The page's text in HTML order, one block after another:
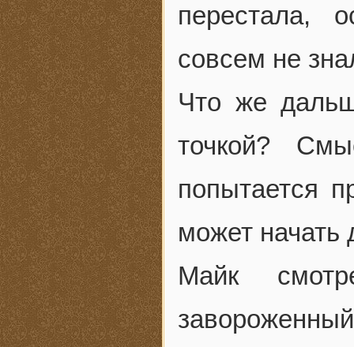
перестала,
совсем не
Что же
точкой?
попытается
может начать
Майк